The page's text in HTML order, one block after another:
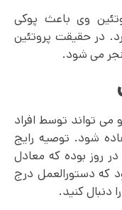
وی باعث پوکی
در حقیقت پروتئین
می شود.
می تواند توسط افراد
شود. توصیه رایج
وی ۱ تا ۲ اسکوپ در روز بوده که معادل
که دستورالعمل درج
دنبال کنید.